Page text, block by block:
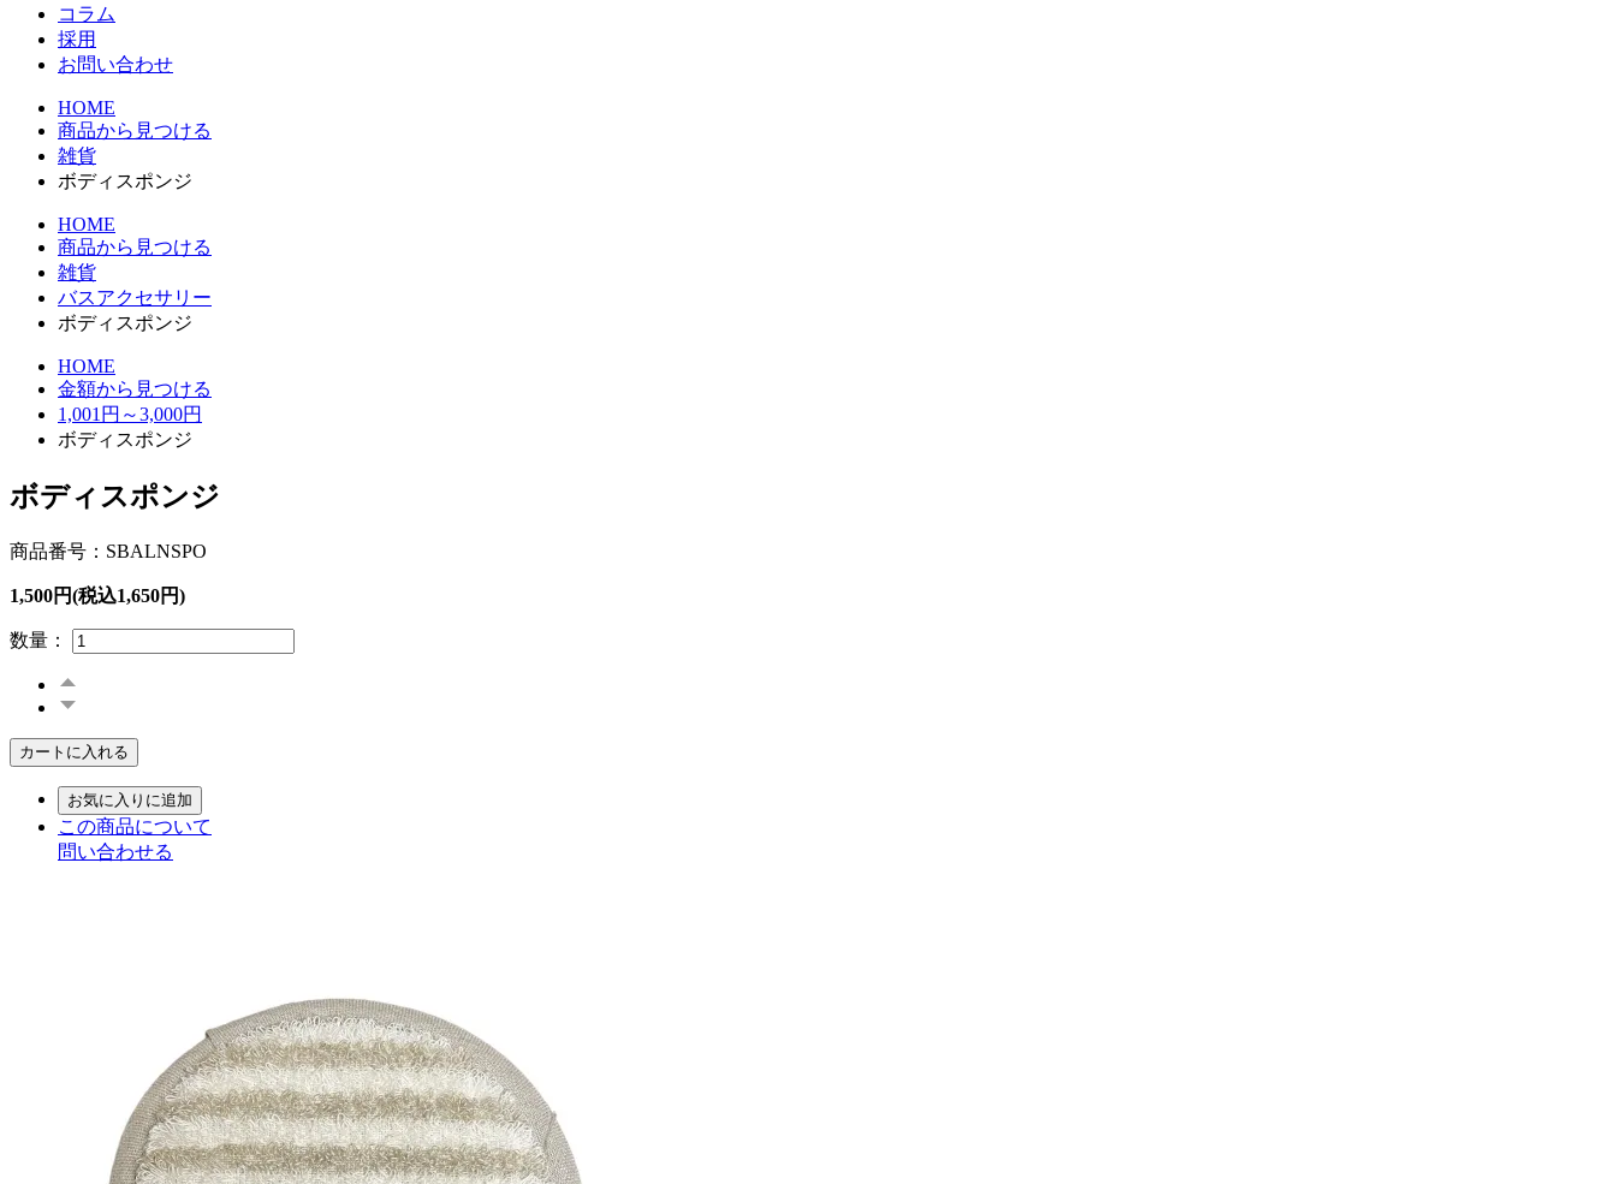
コラム
採用
お問い合わせ
HOME
商品から見つける
雑貨
ボディスポンジ
HOME
商品から見つける
雑貨
バスアクセサリー
ボディスポンジ
HOME
金額から見つける
1,001円～3,000円
ボディスポンジ
ボディスポンジ
商品番号：SBALNSPO
1,500円(税込1,650円)
数量：
カートに入れる
お気に入りに追加
この商品について
問い合わせる